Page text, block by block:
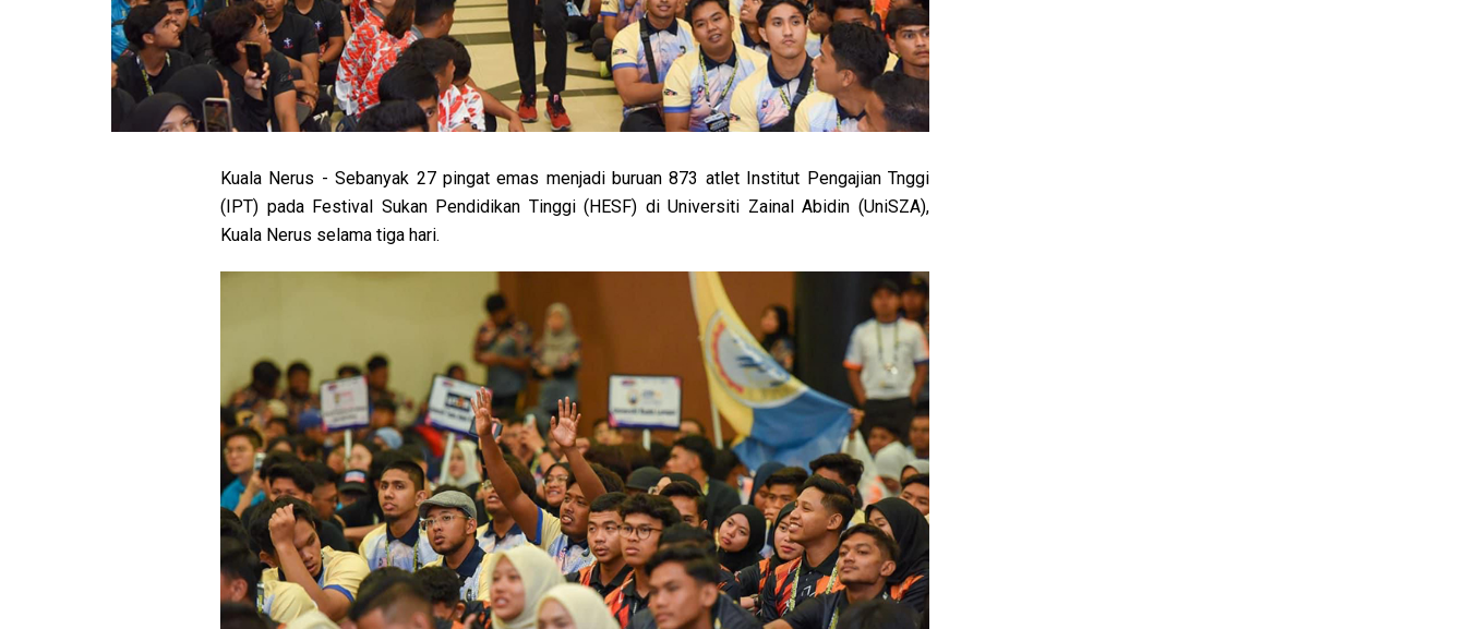
Kuala Nerus - Sebanyak 27 pingat emas menjadi buruan 873 atlet Institut Pengajian Tnggi
(IPT) pada Festival Sukan Pendidikan Tinggi (HESF) di Universiti Zainal Abidin (UniSZA),
Kuala Nerus selama tiga hari.